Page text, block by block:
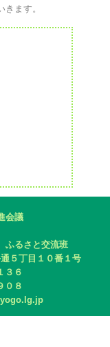
ます。
会議
ふるさと交流班
５丁目１０番１号
３６
０８